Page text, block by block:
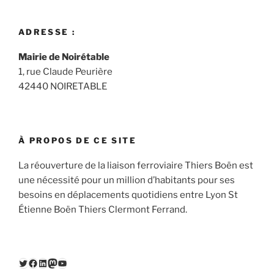
ADRESSE :
Mairie de Noirétable
1, rue Claude Peurière
42440 NOIRETABLE
À PROPOS DE CE SITE
La réouverture de la liaison ferroviaire Thiers Boën est
une nécessité pour un million d’habitants pour ses
besoins en déplacements quotidiens entre Lyon St
Étienne Boën Thiers Clermont Ferrand.
Twitter
Facebook
LinkedIn
Mastodon
YouTube